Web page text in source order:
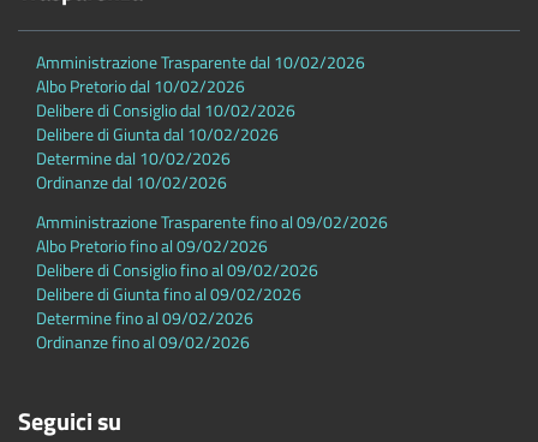
Amministrazione Trasparente dal 10/02/2026
Albo Pretorio dal 10/02/2026
Delibere di Consiglio dal 10/02/2026
Delibere di Giunta dal 10/02/2026
Determine dal 10/02/2026
Ordinanze dal 10/02/2026
Amministrazione Trasparente fino al 09/02/2026
Albo Pretorio fino al 09/02/2026
Delibere di Consiglio fino al 09/02/2026
Delibere di Giunta fino al 09/02/2026
Determine fino al 09/02/2026
Ordinanze fino al 09/02/2026
Seguici su